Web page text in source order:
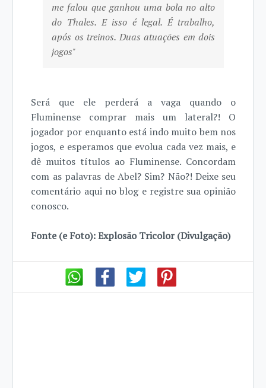
me falou que ganhou uma bola no alto
do Thales. E isso é legal. É trabalho,
após os treinos. Duas atuações em dois
jogos"
Será que ele perderá a vaga quando o
Fluminense comprar mais um lateral?! O
jogador por enquanto está indo muito bem nos
jogos, e esperamos que evolua cada vez mais, e
dê muitos títulos ao Fluminense. Concordam
com as palavras de Abel? Sim? Não?! Deixe seu
comentário aqui no blog e registre sua opinião
conosco.
Fonte (e Foto): Explosão Tricolor (Divulgação)